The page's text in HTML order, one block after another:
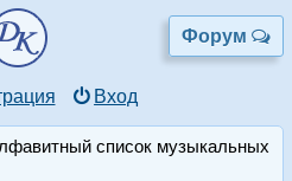
Форум
Вход
список музыкальных